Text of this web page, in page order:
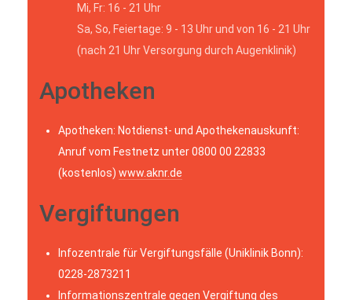
Mi, Fr: 16 - 21 Uhr
Sa, So, Feiertage: 9 - 13 Uhr und von 16 - 21 Uhr
(nach 21 Uhr Versorgung durch Augenklinik)
Apotheken
Apotheken: Notdienst- und Apothekenauskunft:
Anruf vom Festnetz unter 0800 00 22833
(kostenlos) www.aknr.de
Vergiftungen
Infozentrale für Vergiftungsfälle (Uniklinik Bonn):
0228-2873211
Informationszentrale gegen Vergiftung des